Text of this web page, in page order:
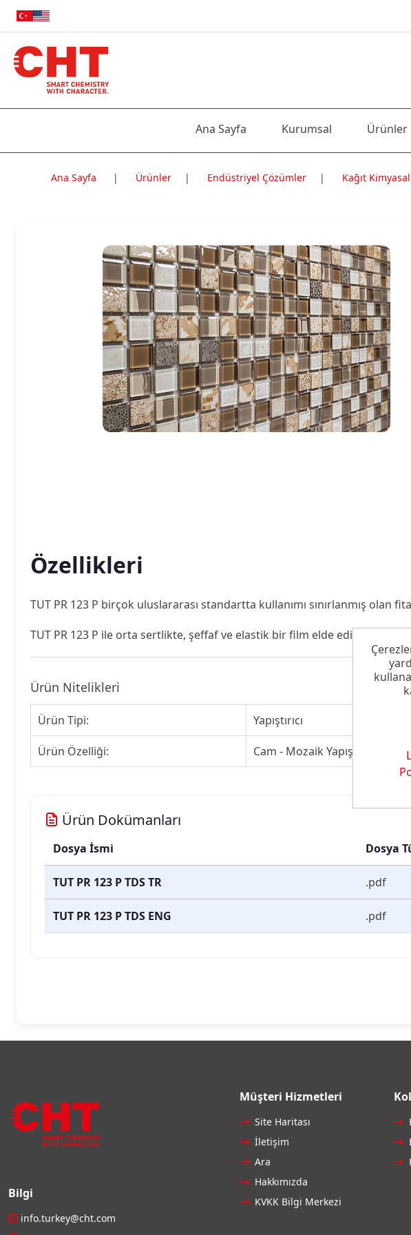
Ana Sayfa Kurumsal Ürünler
Ana Sayfa | Ürünler | Endüstriyel Çözümler | Kağıt
Özellikleri
TUT PR 123 P birçok uluslararası standartta kullanımı sınırlanmış olan
TUT PR 123 P ile orta sertlikte, şeffaf ve elastik bir film elde edilir.
Ürün Nitelikleri
Ürün Tipi: Yapıştırıcı
Ürün Özelliği: Cam - Mozaik Yapıştırma
Ürün Dokümanları
Dosya İsmi Dosya
TUT PR 123 P TDS TR .pdf
TUT PR 123 P TDS ENG .pdf
Bilgi
info.turkey@cht.com
Müşteri Hizmetleri
Site Haritası
İletişim
Ara
Hakkımızda
KVKK Bilgi Merkezi